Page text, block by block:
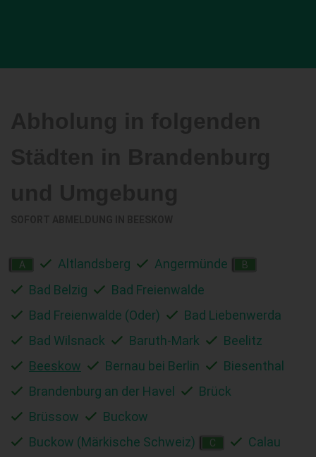
A Altlandsberg Angermünde B
Bad Belzig
Bad Freienwalde
Bad Freienwalde (Oder)
Bad Liebenwerda
Bad Wilsnack
Baruth-Mark
Beelitz
Beeskow
Bernau bei Berlin
Biesenthal
Brandenburg an der Havel
Brück
Brüssow
Buckow
Buckow (Märkische Schweiz)
C
Calau